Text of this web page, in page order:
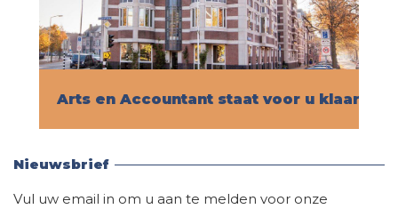
Arts en Accountant staat voor u klaar!
Nieuwsbrief
Vul uw email in om u aan te melden voor onze